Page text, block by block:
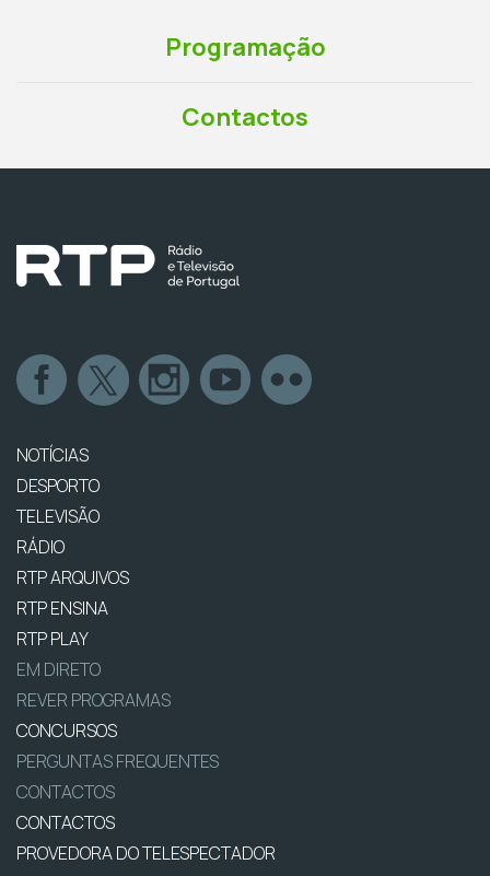
Programação
Contactos
NOTÍCIAS
DESPORTO
TELEVISÃO
RÁDIO
RTP ARQUIVOS
RTP ENSINA
RTP PLAY
EM DIRETO
REVER PROGRAMAS
CONCURSOS
PERGUNTAS FREQUENTES
CONTACTOS
CONTACTOS
PROVEDORA DO TELESPECTADOR